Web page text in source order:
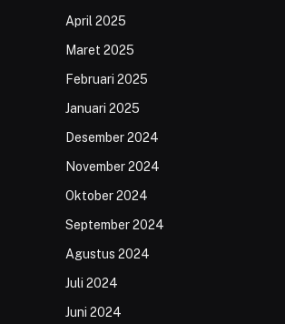
April 2025
Maret 2025
Februari 2025
Januari 2025
Desember 2024
November 2024
Oktober 2024
September 2024
Agustus 2024
Juli 2024
Juni 2024